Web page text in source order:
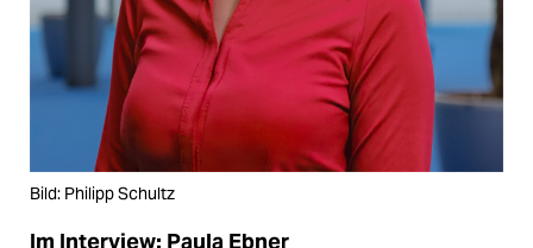
Bild: Philipp Schultz
Im Interview: Paula Ebner